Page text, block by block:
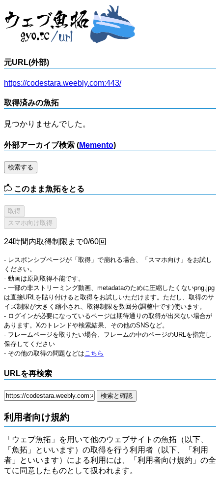
元URL(外部)
https://codestara.weebly.com:443/
取得済みの魚拓
見つかりませんでした。
外部アーカイブ検索 (Memento)
検索する
このまま魚拓をとる
24時間内取得制限まで0/60回
- レスポンシブページが「取得」で崩れる場合、「スマホ向け」をお試し
ください。
- 動画は原則取得不能です。
- 一部の非ストリーミング動画、metadataのために圧縮したくないpng,jpg
は直接URLを貼り付けると取得をお試しいただけます。ただし、取得のサ
イズ制限が大きく縮小され、取得制限を数回分(調整中です)使います。
- ログインが必要になっているページは期待通りの取得が出来ない場合が
あります。Xのトレンドや検索結果、その他のSNSなど。
- フレームページを取りたい場合、フレームの中のページのURLを指定し
保存してください
- その他の取得の問題などはこちら
URLを再検索
利用者向け規約
「ウェブ魚拓」を用いて他のウェブサイトの魚拓（以下、
「魚拓」といいます）の取得を行う利用者（以下、「利用
者」といいます）による利用には、「利用者向け規約」の全
てに同意したものとして扱われます。